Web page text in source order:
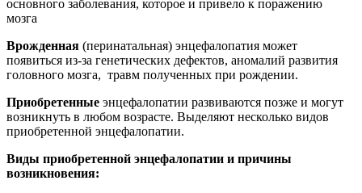
Врожденная (перинатальная) энцефалопатия может
появиться из-за генетических дефектов, аномалий развития
головного мозга, травм полученных при рождении.
Приобретенные энцефалопатии развиваются позже и могут
возникнуть в любом возрасте. Выделяют несколько видов
приобретенной энцефалопатии.
Виды приобретенной энцефалопатии и причины
возникновения: